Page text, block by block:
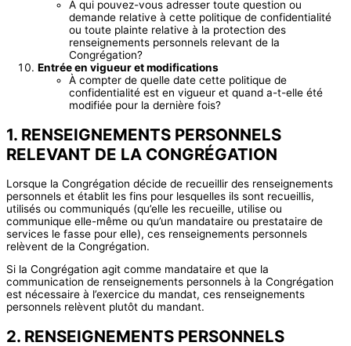
À qui pouvez-vous adresser toute question ou
demande relative à cette politique de confidentialité
ou toute plainte relative à la protection des
renseignements personnels relevant de la
Congrégation?
Entrée en vigueur et modifications
À compter de quelle date cette politique de
confidentialité est en vigueur et quand a-t-elle été
modifiée pour la dernière fois?
1. RENSEIGNEMENTS PERSONNELS
RELEVANT DE LA CONGRÉGATION
Lorsque la Congrégation décide de recueillir des renseignements
personnels et établit les fins pour lesquelles ils sont recueillis,
utilisés ou communiqués (qu’elle les recueille, utilise ou
communique elle-même ou qu’un mandataire ou prestataire de
services le fasse pour elle), ces renseignements personnels
relèvent de la Congrégation.
Si la Congrégation agit comme mandataire et que la
communication de renseignements personnels à la Congrégation
est nécessaire à l’exercice du mandat, ces renseignements
personnels relèvent plutôt du mandant.
2. RENSEIGNEMENTS PERSONNELS